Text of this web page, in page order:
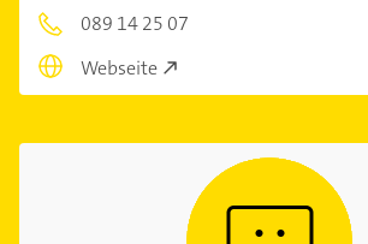
089 14 25 07
Webseite